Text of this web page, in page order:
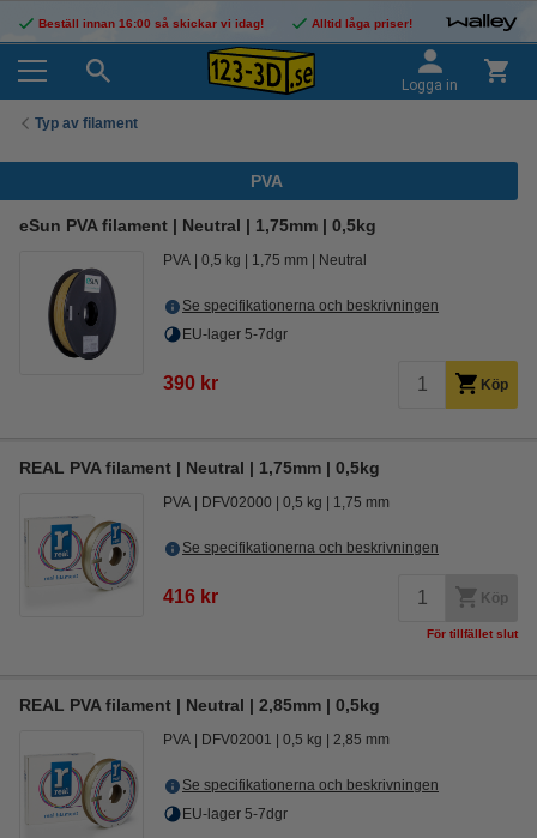
Beställ innan 16:00 så skickar vi idag! Alltid låga priser!
Logga in
Typ av filament
PVA
eSun PVA filament | Neutral | 1,75mm | 0,5kg
PVA 0,5 kg 1,75 mm Neutral
Se specifikationerna och beskrivningen
EU-lager 5-7dgr
390 kr Köp
REAL PVA filament | Neutral | 1,75mm | 0,5kg
PVA DFV02000 0,5 kg 1,75 mm
Se specifikationerna och beskrivningen
416 kr Köp
För tillfället slut
REAL PVA filament | Neutral | 2,85mm | 0,5kg
PVA DFV02001 0,5 kg 2,85 mm
Se specifikationerna och beskrivningen
EU-lager 5-7dgr